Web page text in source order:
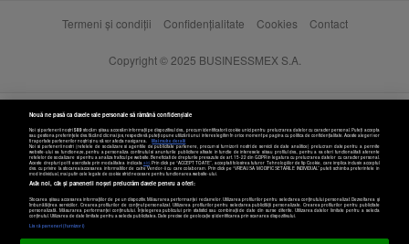
Termeni și condiții Confidențialitate Cookies Contact
Copyright © 2025 BUSINESSMEX S.A.
Setări cookies
Nouă ne pasă ca datele tale personale să rămână confidențiale
Noi și partenerii noștri589stocăm și/sau accesăm informații pe dispozitivul dvs., precum identificatorii cookie unici pentru prelucrarea datelor cu caracter personal. Puteți accepta
sau gestiona preferințele dvs. făcând clic mai jos, respectiv vă puteți opune utilizării unui interes legitim în orice moment pe pagina cu politica de confidențialitate. Aceste alegeri vor
fi raportate partenerilor noștri și nu vă vor afecta navigarea.
Mai multe detalii
Noi si partenerii nostri (retelele de socializare si agentiile de publicitate partenere, precum si furnizorii nostri de servicii de date analitice) prelucram date pentru a permite
website-ului sa functioneze, pentru a personaliza continutul si anunturile publicitare afisate in functie de interesele si/sau profilul dvs., pentru a va oferi functionalitati aferente
retelelor de socializare si pentru a analiza traficul pe website. Beneficiati de drepturile prevazute de art. 15-22 din GDPR in legatura cu prelucrarea datelor cu caracter personal.
Aceste drepturi pot fi exercitate prin modalitatea indicataaici. Prin click pe “ACCEPT TOATE”, acceptati folosirea tuturor Tehnologiilor de tip Cookie, care implica inclusiv acceptul
dvs. cu privire la stocarea/accesarea informatiilor de catre Vendor-ii cu care colaboram. Prin click pe “VREAU SA MODIFIC SETARILE INDIVIDUAL” puteti schimba preferintele in
mod individual, mai putin cele legate de cookie strict necesare pentru functionarea website-ului.
Atât noi, cât și partenerii noștri prelucrăm datele pentru a oferi:
Stocarea și/sau accesarea informațiilor de pe un dispozitiv. Măsurarea performanței reclamelor. Utilizarea profilurilor pentru selectarea conținutului personalizat. Dezvoltarea și
îmbunătățirea serviciilor. Crearea profilurilor de conținut personalizat. Utilizarea profilurilor pentru selectarea publicității personalizate. Crearea profilurilor pentru publicitate
personalizată. Măsurarea performanței conținutului. Înțelegerea publicului prin statistici sau combinații de date din surse diferite. Utilizarea datelor limitate pentru a selecta
conținutul. Utilizarea de date limitate pentru a selecta publicitatea. Date precise de geolocație și identificarea prin scanarea dispozitivului.
Listă parteneri (furnizori)